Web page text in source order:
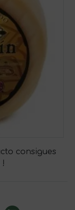
consigues
!